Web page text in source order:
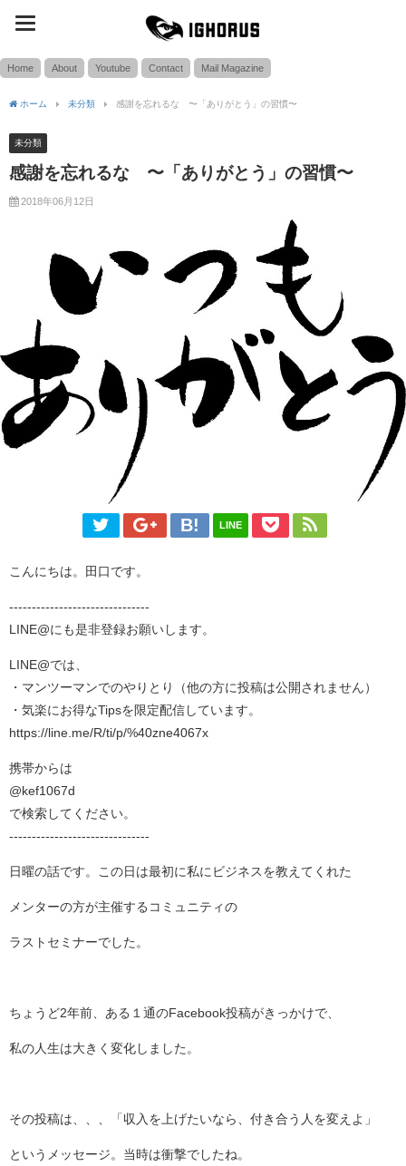
toggle
Home About Youtube Contact Mail Magazine
ホーム 未分類 感謝を忘れるな 〜「ありがとう」の習慣〜
未分類
感謝を忘れるな 〜「ありがとう」の習慣〜
2018年06月12日
LINE
こんにちは。田口です。
-------------------------------
LINE@にも是非登録お願いします。
LINE@では、
・マンツーマンでのやりとり（他の方に投稿は公開されません）
・気楽にお得なTipsを限定配信しています。
https://line.me/R/ti/p/%40zne4067x
携帯からは
@kef1067d
で検索してください。
-------------------------------
日曜の話です。この日は最初に私にビジネスを教えてくれた
メンターの方が主催するコミュニティの
ラストセミナーでした。
ちょうど2年前、ある１通のFacebook投稿がきっかけで、
私の人生は大きく変化しました。
その投稿は、、、「収入を上げたいなら、付き合う人を変えよ」
というメッセージ。当時は衝撃でしたね。